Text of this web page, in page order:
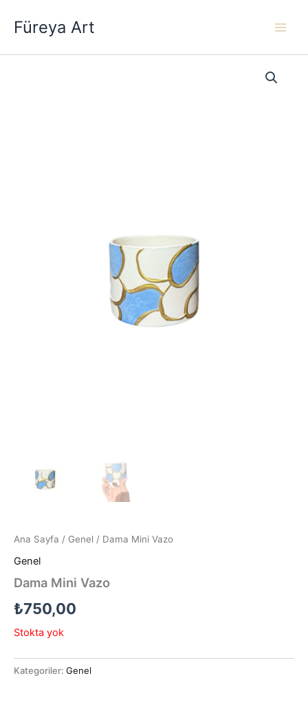
atlaFüreya Art
Ana Sayfa / Genel / Dama Mini Vazo
Genel
Dama Mini Vazo
₺750,00
Stokta yok
Kategoriler: Genel